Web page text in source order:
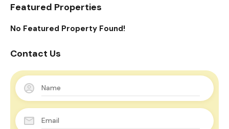
Featured Properties
No Featured Property Found!
Contact Us